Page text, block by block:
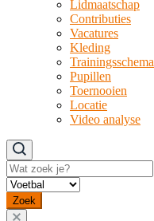
Lidmaatschap
Contributies
Vacatures
Kleding
Trainingsschema
Pupillen
Toernooien
Locatie
Video analyse
Zoeken
Zoek